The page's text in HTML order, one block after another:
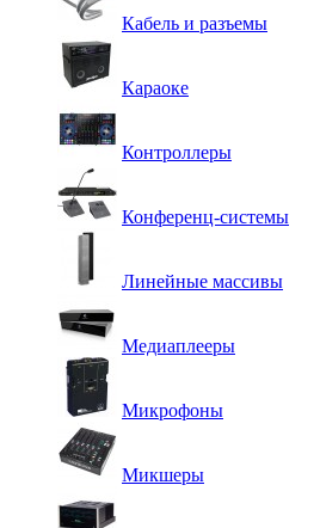
Кабель и разъемы
Караоке
Контроллеры
Конференц-системы
Линейные массивы
Медиаплееры
Микрофоны
Микшеры